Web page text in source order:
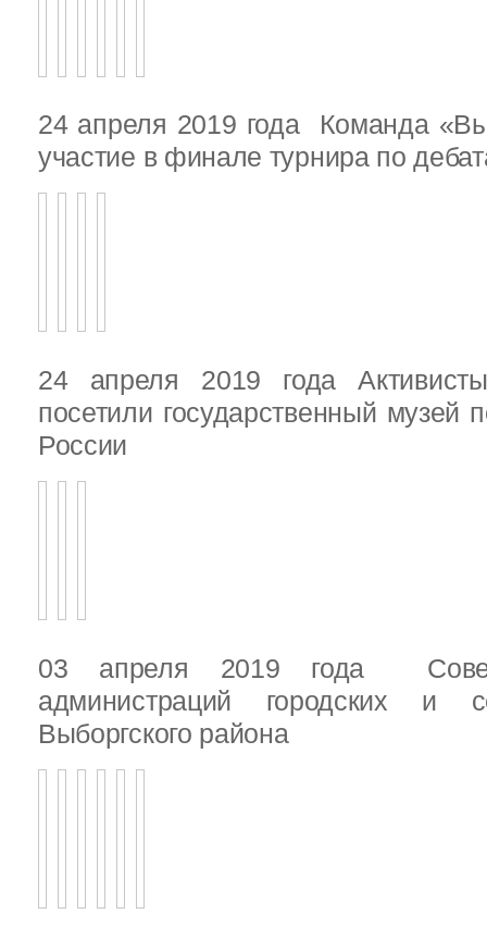
24 апреля 2019 года Команда
участие в финале турнира по
24 апреля 2019 года
посетили государственный музей
России
03 апреля 2019 года
администраций городских и
Выборгского района